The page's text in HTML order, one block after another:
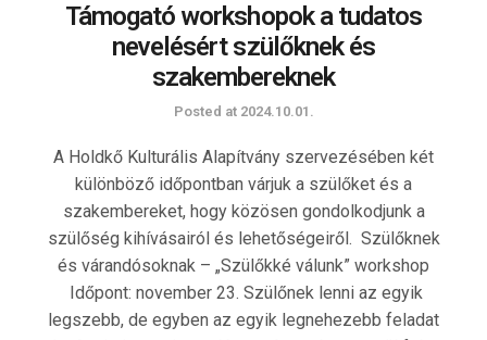
Támogató workshopok a tudatos
nevelésért szülőknek és
szakembereknek
Posted at 2024.10.01.
A Holdkő Kulturális Alapítvány szervezésében két
különböző időpontban várjuk a szülőket és a
szakembereket, hogy közösen gondolkodjunk a
szülőség kihívásairól és lehetőségeiről. Szülőknek
és várandósoknak – „Szülőkké válunk” workshop
Időpont: november 23. Szülőnek lenni az egyik
legszebb, de egyben az egyik legnehezebb feladat